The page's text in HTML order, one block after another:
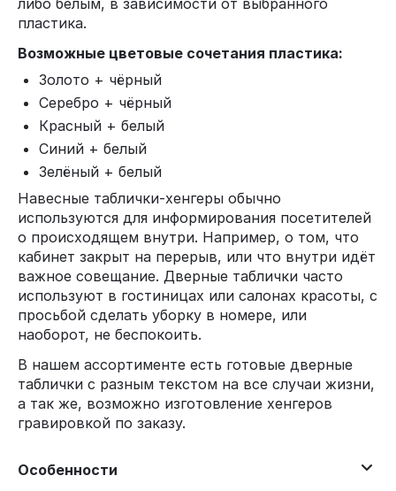
либо белым, в зависимости от выбранного
пластика.
Возможные цветовые сочетания пластика:
Золото + чёрный
Серебро + чёрный
Красный + белый
Синий + белый
Зелёный + белый
Навесные таблички-хенгеры обычно
используются для информирования посетителей
о происходящем внутри. Например, о том, что
кабинет закрыт на перерыв, или что внутри идёт
важное совещание. Дверные таблички часто
используют в гостиницах или салонах красоты, с
просьбой сделать уборку в номере, или
наоборот, не беспокоить.
В нашем ассортименте есть готовые дверные
таблички с разным текстом на все случаи жизни,
а так же, возможно изготовление хенгеров
гравировкой по заказу.
Особенности